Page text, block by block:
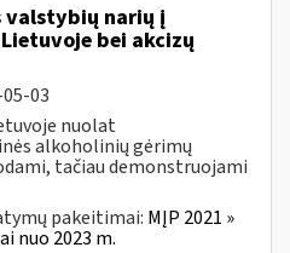
valstybių narių į
bei akcizų
03
nuolat
alkoholinių gėrimų
tačiau demonstruojami
pakeitimai: MĮP 2021 »
nuo 2023 m.